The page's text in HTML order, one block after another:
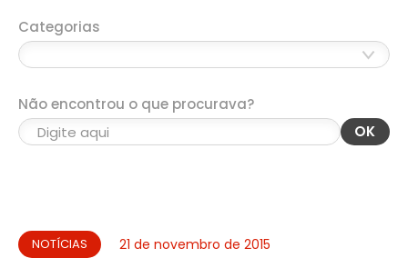
Categorias
Não encontrou o que procurava?
OK
NOTÍCIAS 21 de novembro de 2015